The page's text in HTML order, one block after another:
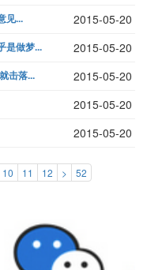
见... 2015-05-20
是做梦... 2015-05-20
击落... 2015-05-20
2015-05-20
2015-05-20
10 11 12 > 52